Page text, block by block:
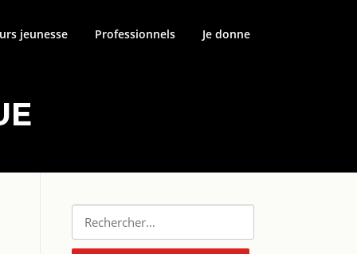
jeunesse Professionnels Je donne
Rechercher :